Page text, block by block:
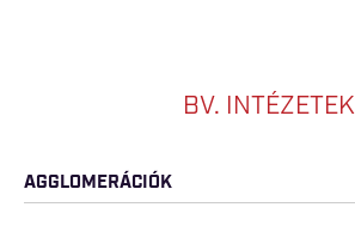
BV. INTÉZETEK
AGGLOMERÁCIÓK